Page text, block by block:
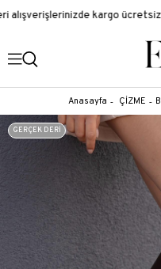
alışverişlerinizde kargo ücretsiz!
Anasayfa ÇİZME
GERÇEK DERİ